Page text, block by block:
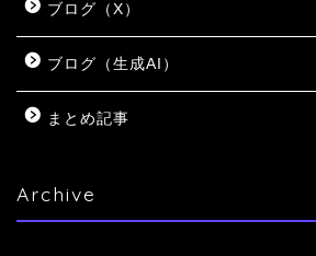
ブログ（X）
ブログ（生成AI）
まとめ記事
Archive